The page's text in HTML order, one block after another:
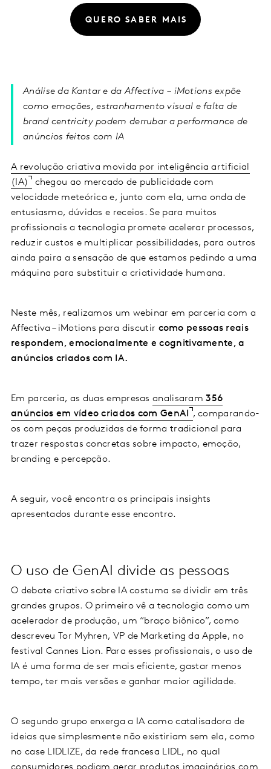
QUERO SABER MAIS
Análise da Kantar e da Affectiva – iMotions expõe
como emoções, estranhamento visual e falta de
brand centricity podem derrubar a performance de
anúncios feitos com IA
A revolução criativa movida por inteligência artificial
(IA)
chegou ao mercado de publicidade com
velocidade meteórica e, junto com ela, uma onda de
entusiasmo, dúvidas e receios. Se para muitos
profissionais a tecnologia promete acelerar processos,
reduzir custos e multiplicar possibilidades, para outros
ainda paira a sensação de que estamos pedindo a uma
máquina para substituir a criatividade humana.
Neste mês, realizamos um webinar em parceria com a
Affectiva – iMotions para discutir como pessoas reais
respondem, emocionalmente e cognitivamente, a
anúncios criados com IA.
Em parceria, as duas empresasanalisaram356
anúncios em vídeo criados com GenAI
, comparando-
os com peças produzidas de forma tradicional para
trazer respostas concretas sobre impacto, emoção,
branding e percepção.
A seguir, você encontra os principais insights
apresentados durante esse encontro.
O uso de GenAI divide as pessoas
O debate criativo sobre IA costuma se dividir em três
grandes grupos. O primeiro vê a tecnologia como um
acelerador de produção, um “braço biônico”, como
descreveu Tor Myhren, VP de Marketing da Apple, no
festival Cannes Lion. Para esses profissionais, o uso de
IA é uma forma de ser mais eficiente, gastar menos
tempo, ter mais versões e ganhar maior agilidade.
O segundo grupo enxerga a IA como catalisadora de
ideias que simplesmente não existiriam sem ela, como
no case LIDLIZE, da rede francesa LIDL, no qual